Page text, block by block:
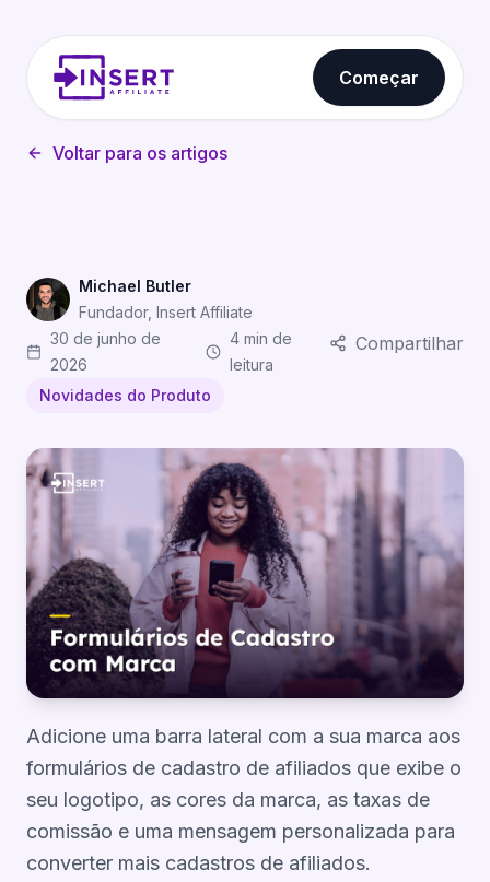
Começar
Voltar para os artigos
Michael Butler
Fundador, Insert Affiliate
30 de junho de
2026
4 min de
leitura
Novidades do Produto
Compartilhar
Formulários de Cadastro com Marca: Mostre aos
Adicione uma barra lateral com a sua marca aos
formulários de cadastro de afiliados que exibe o
seu logotipo, as cores da marca, as taxas de
comissão e uma mensagem personalizada para
converter mais cadastros de afiliados.